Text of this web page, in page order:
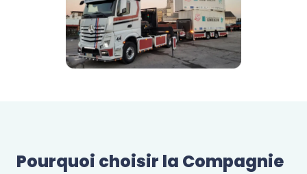
Pourquoi choisir la Compagnie